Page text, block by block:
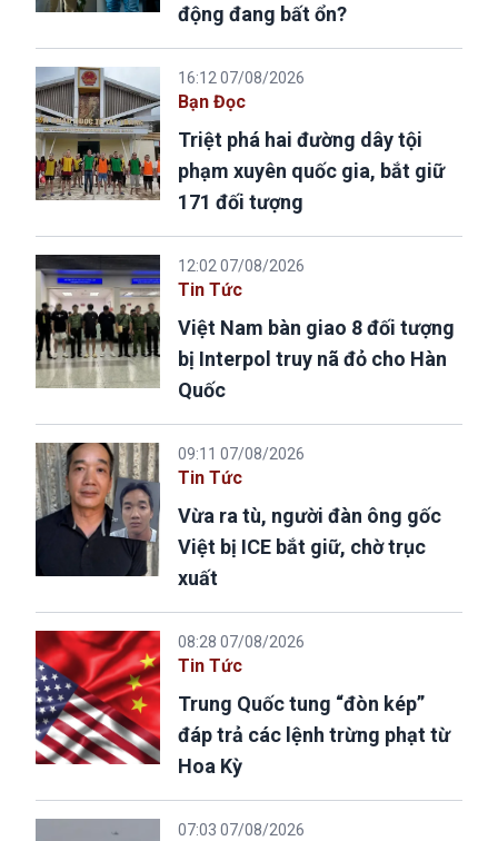
động đang bất ổn?
16:12 07/08/2026
Bạn Đọc
Triệt phá hai đường dây tội
phạm xuyên quốc gia, bắt giữ
171 đối tượng
12:02 07/08/2026
Tin Tức
Việt Nam bàn giao 8 đối tượng
bị Interpol truy nã đỏ cho Hàn
Quốc
09:11 07/08/2026
Tin Tức
Vừa ra tù, người đàn ông gốc
Việt bị ICE bắt giữ, chờ trục
xuất
08:28 07/08/2026
Tin Tức
Trung Quốc tung “đòn kép”
đáp trả các lệnh trừng phạt từ
Hoa Kỳ
07:03 07/08/2026